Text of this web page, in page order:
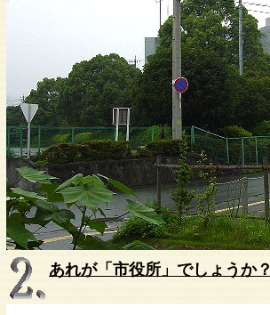
あれが「市役所」でしょうか？